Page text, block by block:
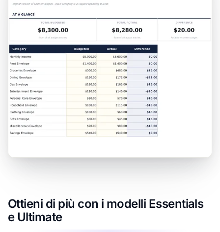
Ottieni di più con i modelli Essentials
e Ultimate